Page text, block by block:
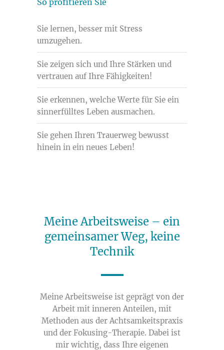
So profitieren Sie
Sie lernen, besser mit Stress
umzugehen.
Sie zeigen sich und Ihre Stärken und
vertrauen auf Ihre Fähigkeiten!
Sie erkennen, welche Werte für Sie ein
sinnerfülltes Leben ausmachen.
Sie gehen Ihren Trauerweg bewusst
hinein in ein neues Leben!
Meine Arbeitsweise – ein
gemeinsamer Weg, keine
Technik
Meine Arbeitsweise ist geprägt von der
Arbeit mit inneren Anteilen, mit
Methoden aus der Achtsamkeitspraxis
und der Fokusing-Therapie. Dabei ist
mir wichtig, dass Ihre eigenen